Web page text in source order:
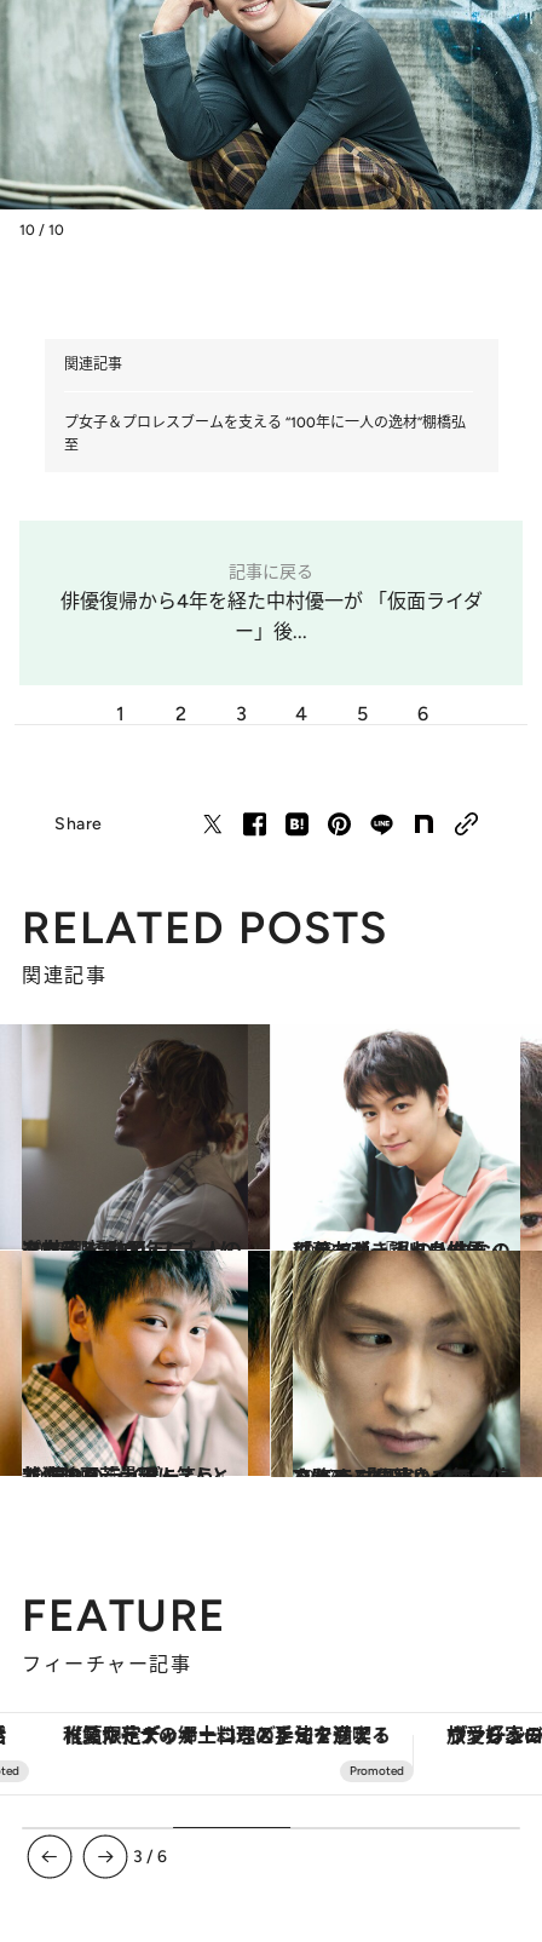
10 / 10
関連記事
プ女子＆プロレスブームを支える “100年に一人の逸材”棚橋弘
至
記事に戻る
俳優復帰から4年を経た中村優一が 「仮面ライダ
ー」後...
1 2 3 4 5 6
Share
RELATED POSTS
関連記事
2018.10.5
プ女子＆プロレスブームを支える “100年に一人の逸材”棚橋弘至
カルチャー 2018.7.6
「ライダー」出身俳優・稲葉友が 『私の人生なのに』で弾き語りも披露
カルチャー
2018.3.9
新作映画『曇天に笑う』で 憧れのライダー2人と共演した若山耀人
カルチャー 2017.5.19
TVドラマに続いて舞台化される 「男水！」で主演を務める松田凌
カルチャー
FEATURE
フィーチャー記事
【夏限定ディナーコース】旬を迎える稚鮎や花ズッキーニなどをイタリア・トスカーナの郷土料理の手法で満喫！ ヴァシュロン・コンスタンタ
3 /6